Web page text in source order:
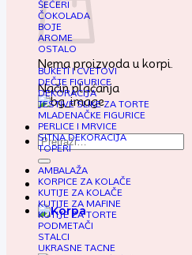
Nema proizvoda u korpi.
Način plaćanja
Pretraga
za:
ŠEĆERI
ČOKOLADA
BOJE
AROME
OSTALO
BUKETI I CVETOVI
DEČJE FIGURICE
DEKORACIJA
JESTIVE SLIKE ZA TORTE
MLADENAČKE FIGURICE
PERLICE I MRVICE
SITNA DEKORACIJA
TOPERI
AMBALAŽA
KORPICE ZA KOLAČE
KUTIJE ZA KOLAČE
KUTIJE ZA MAFINE
KUTIJE ZA TORTE
PODMETAČI
STALCI
UKRASNE TACNE